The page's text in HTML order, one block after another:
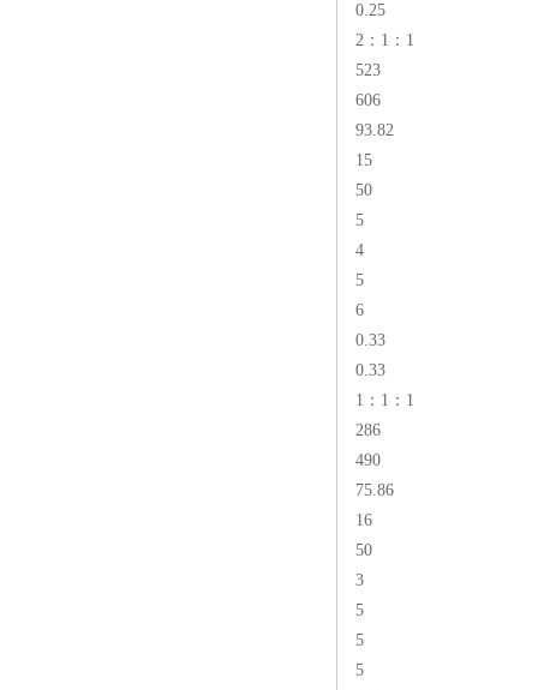
0.25
2：1：1
523
606
93.82
15
50
5
4
5
6
0.33
0.33
1：1：1
286
490
75.86
16
50
3
5
5
5